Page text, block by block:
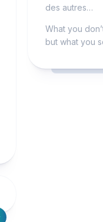
des autres…
What you
but what you